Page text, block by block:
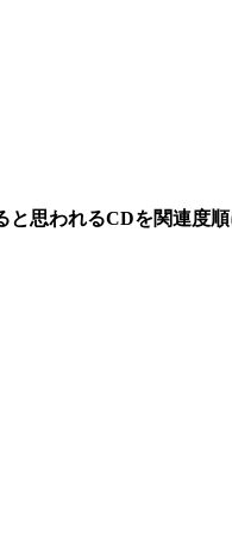
と思われるCDを関連度